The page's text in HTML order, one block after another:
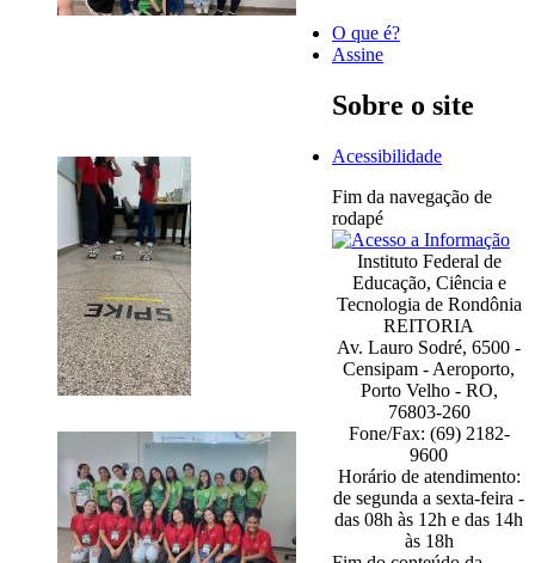
O que é?
Assine
Sobre o site
Acessibilidade
Fim da navegação de
rodapé
Instituto Federal de
Educação, Ciência e
Tecnologia de Rondônia
REITORIA
Av. Lauro Sodré, 6500 -
Censipam - Aeroporto,
Porto Velho - RO,
76803-260
Fone/Fax: (69) 2182-
9600
Horário de atendimento:
de segunda a sexta-feira -
das 08h às 12h e das 14h
às 18h